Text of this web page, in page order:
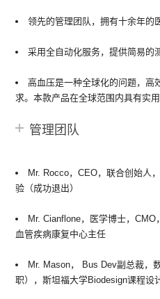
领先的管理团队，拥有十余年的
采用全自动化服务，提供简易的
高血压是一种全球化的问题，高
求。本款产品在全球范围内具有实用
管理团队
Mr. Rocco，CEO，联合创始人
验（成功退出）
Mr. Cianflone，医学博士，
血管疾病康复中心主任
Mr. Mason， Bus Dev副总裁，
职），斯坦福大学Biodesign课程设